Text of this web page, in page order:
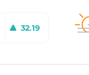
32.19